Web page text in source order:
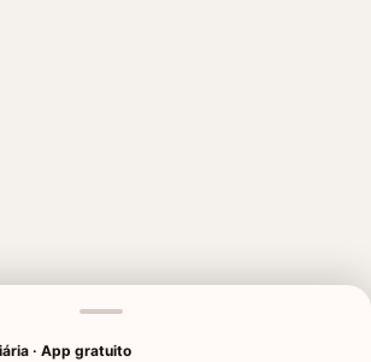
RELACIONADAS
· App gratuito